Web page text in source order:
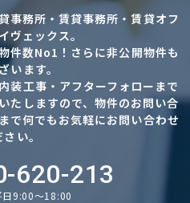
事務所・賃貸事務所・賃貸オフ
ヴェックス。
件数No1！さらに非公開物件も
います。
装工事・アフターフォローまで
たしますので、物件のお問い合
で何でもお気軽にお問い合わせ
い。
620-213
日9:00～18:00